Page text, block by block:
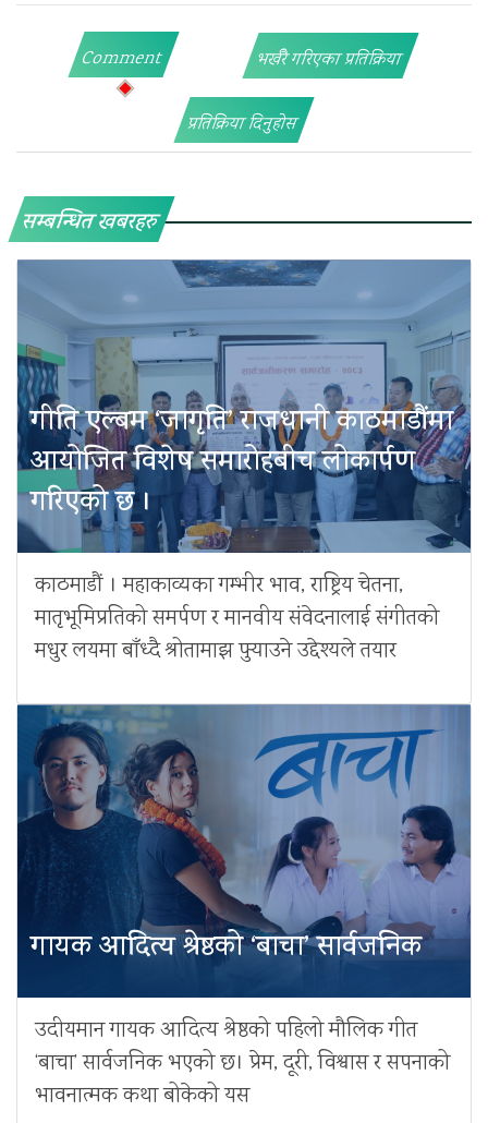
Comment भर्खरै गरिएका प्रतिक्रिया
प्रतिक्रिया दिनुहोस
सम्बन्धित खबरहरु
गीति एल्बम ‘जागृति’ राजधानी काठमाडौंमा
आयोजित विशेष समारोहबीच लोकार्पण
गरिएको छ ।
काठमाडौं । महाकाव्यका गम्भीर भाव, राष्ट्रिय चेतना,
मातृभूमिप्रतिको समर्पण र मानवीय संवेदनालाई संगीतको
मधुर लयमा बाँध्दै श्रोतामाझ पुर्‍याउने उद्देश्यले तयार
गायक आदित्य श्रेष्ठको ‘बाचा’ सार्वजनिक
उदीयमान गायक आदित्य श्रेष्ठको पहिलो मौलिक गीत
‘बाचा’ सार्वजनिक भएको छ। प्रेम, दूरी, विश्वास र सपनाको
भावनात्मक कथा बोकेको यस